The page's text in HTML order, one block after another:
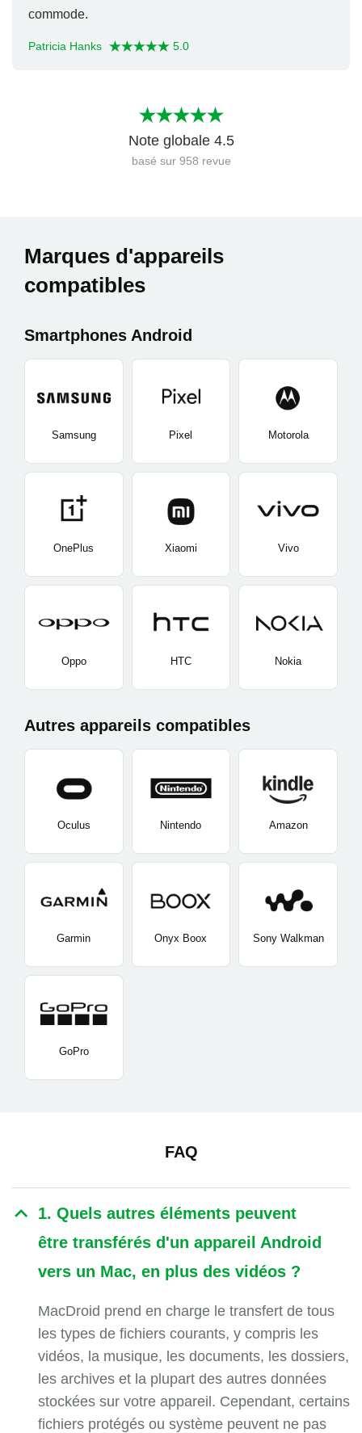
commode.
Patricia Hanks 5.0
Note globale 4.5
basé sur 958 revue
Marques d'appareils
compatibles
Smartphones Android
Samsung Pixel Motorola
OnePlus Xiaomi Vivo
Oppo HTC Nokia
Autres appareils compatibles
Oculus Nintendo Amazon
Garmin Onyx Boox Sony Walkman
GoPro
FAQ
1. Quels autres éléments peuvent
être transférés d'un appareil Android
vers un Mac, en plus des vidéos ?
MacDroid prend en charge le transfert de tous
les types de fichiers courants, y compris les
vidéos, la musique, les documents, les dossiers,
les archives et la plupart des autres données
stockées sur votre appareil. Cependant, certains
fichiers protégés ou système peuvent ne pas